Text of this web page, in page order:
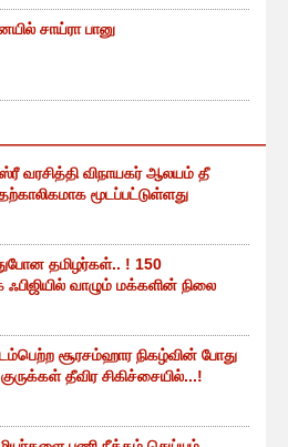
சாய்ரா பானு
வரசித்தி விநாயகர் ஆலயம் தீ
மூடப்பட்டுள்ளது
தமிழர்கள்.. ! 150
வாழும் மக்களின் நிலை
சூரசம்ஹார நிகழ்வின் போது
தீவிர சிகிச்சையில்...!